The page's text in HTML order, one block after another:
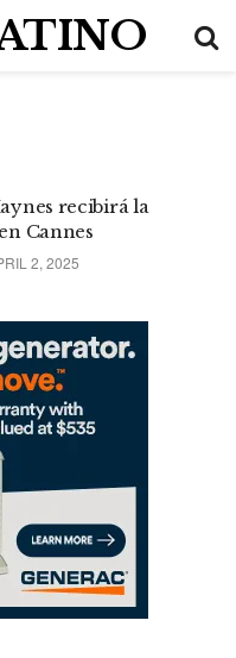
recibirá la
Cannes
2, 2025